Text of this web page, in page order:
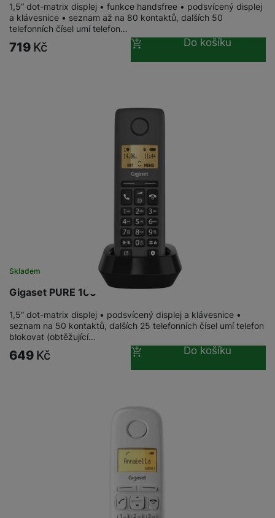
1,5“ dot-matrix displej • funkce handsfree • podsvícený displej
a klávesnice • seznam až na 80 kontaktů, dalších 50
telefonních čísel umí telefon…
719 Kč Do košíku
Gigaset PURE 100
Skladem
1,5“ dot-matrix displej • podsvícený displej a klávesnice •
seznam na 50 kontaktů, dalších 25 telefonních čísel umí telefon
blokovat (obtěžující…
649 Kč Do košíku